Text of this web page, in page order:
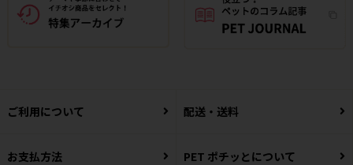
ご利用について 配送・送料
お支払方法 PET ポチッとについて